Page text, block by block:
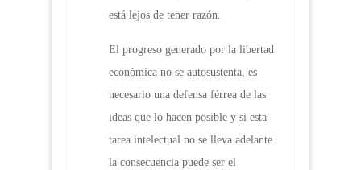
está lejos de tener razón.
El progreso generado por la libertad
económica no se autosustenta, es
necesario una defensa férrea de las
ideas que lo hacen posible y si esta
tarea intelectual no se lleva adelante
la consecuencia puede ser el